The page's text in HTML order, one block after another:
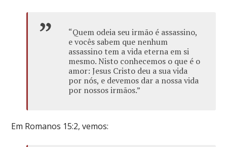
“Quem odeia seu irmão é assassino,
e vocês sabem que nenhum
assassino tem a vida eterna em si
mesmo. Nisto conhecemos o que é o
amor: Jesus Cristo deu a sua vida
por nós, e devemos dar a nossa vida
por nossos irmãos.”
Em Romanos 15:2, vemos: